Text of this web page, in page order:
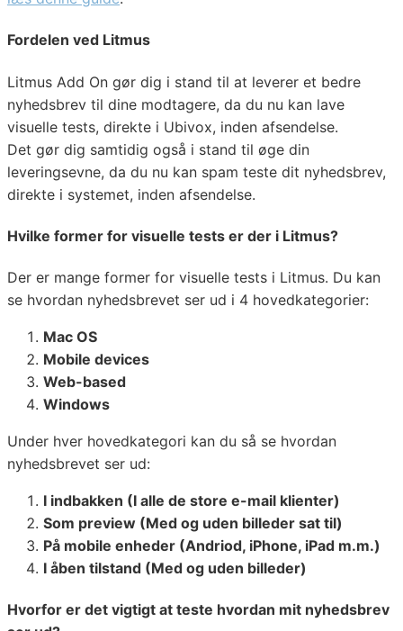
Fordelen ved Litmus
Litmus Add On gør dig i stand til at leverer et bedre
nyhedsbrev til dine modtagere, da du nu kan lave
visuelle tests, direkte i Ubivox, inden afsendelse.
Det gør dig samtidig også i stand til øge din
leveringsevne, da du nu kan spam teste dit nyhedsbrev,
direkte i systemet, inden afsendelse.
Hvilke former for visuelle tests er der i Litmus?
Der er mange former for visuelle tests i Litmus. Du kan
se hvordan nyhedsbrevet ser ud i 4 hovedkategorier:
Mac OS
Mobile devices
Web-based
Windows
Under hver hovedkategori kan du så se hvordan
nyhedsbrevet ser ud:
I indbakken (I alle de store e-mail klienter)
Som preview (Med og uden billeder sat til)
På mobile enheder (Andriod, iPhone, iPad m.m.)
I åben tilstand (Med og uden billeder)
Hvorfor er det vigtigt at teste hvordan mit nyhedsbrev